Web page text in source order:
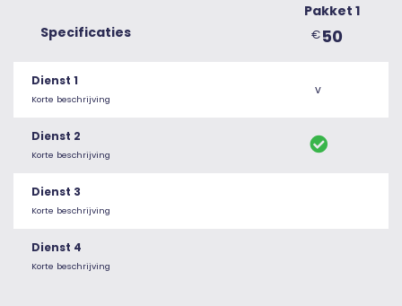
Specificaties
Pakket 1
€50
Dienst 1
Korte beschrijving
v
Dienst 2
Korte beschrijving
Dienst 3
Korte beschrijving
Dienst 4
Korte beschrijving